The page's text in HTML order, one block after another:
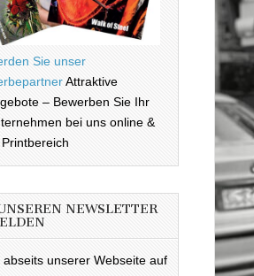
Sie unser
Attraktive
– Bewerben Sie Ihr
bei uns online &
NEWSLETTER
abseits unserer Webseite auf